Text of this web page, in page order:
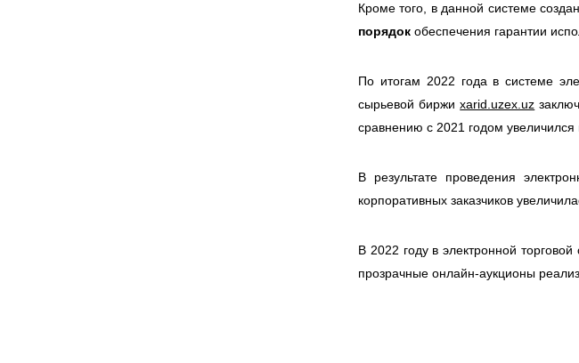
Кроме того, в данной системе создан
порядок обеспечения гарантии
По итогам 2022 года в системе
сырьевой биржиxarid.uzex.uz
сравнению с 2021 годом увеличился
В результате проведения
корпоративных заказчиков
В 2022 году в электронной
прозрачные онлайн-аукционы